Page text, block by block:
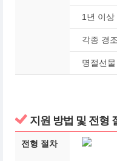
1년 이상
각종 경
명절선
지원 방법 및 전형
전형 절차